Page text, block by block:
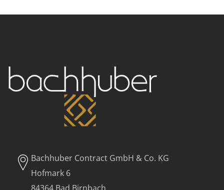
Bachhuber Contract GmbH & Co. KG
Hofmark 6
84364 Bad Birnbach